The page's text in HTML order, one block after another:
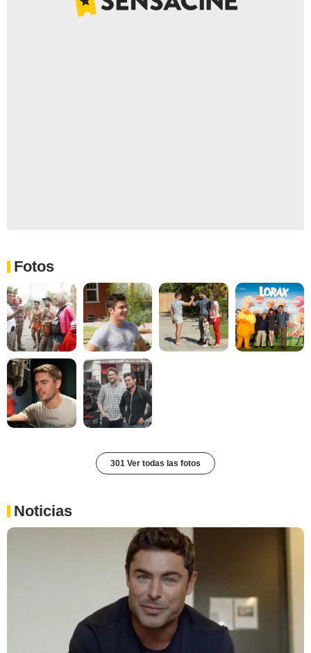
Fotos
301 Ver todas las fotos
Noticias